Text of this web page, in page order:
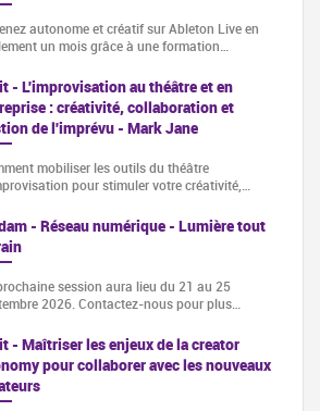
autonome et créatif sur Ableton Live en
un mois grâce à une formation…
- L'improvisation au théâtre et en
: créativité, collaboration et
de l'imprévu - Mark Jane
mobiliser les outils du théâtre
pour stimuler votre créativité,…
- Réseau numérique - Lumière tout
session aura lieu du 21 au 25
2026. Contactez-nous pour plus…
- Maîtriser les enjeux de la creator
pour collaborer avec les nouveaux